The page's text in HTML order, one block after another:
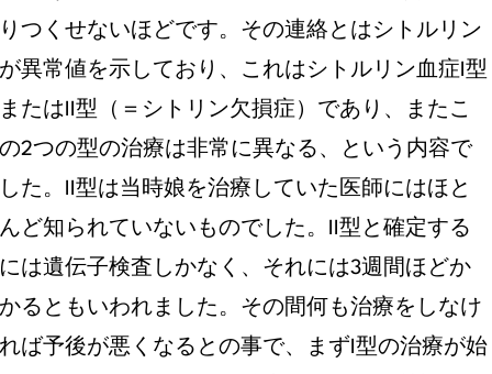
りつくせないほどです。その連絡とはシトルリン
が異常値を示しており、これはシトルリン血症I型
またはII型（＝シトリン欠損症）であり、またこ
の2つの型の治療は非常に異なる、という内容で
した。II型は当時娘を治療していた医師にはほと
んど知られていないものでした。II型と確定する
には遺伝子検査しかなく、それには3週間ほどか
かるともいわれました。その間何も治療をしなけ
れば予後が悪くなるとの事で、まずI型の治療が始